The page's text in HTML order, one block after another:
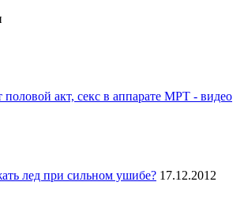
половой акт, секс в аппарате МРТ - видео
лед при сильном ушибе? 17.12.2012